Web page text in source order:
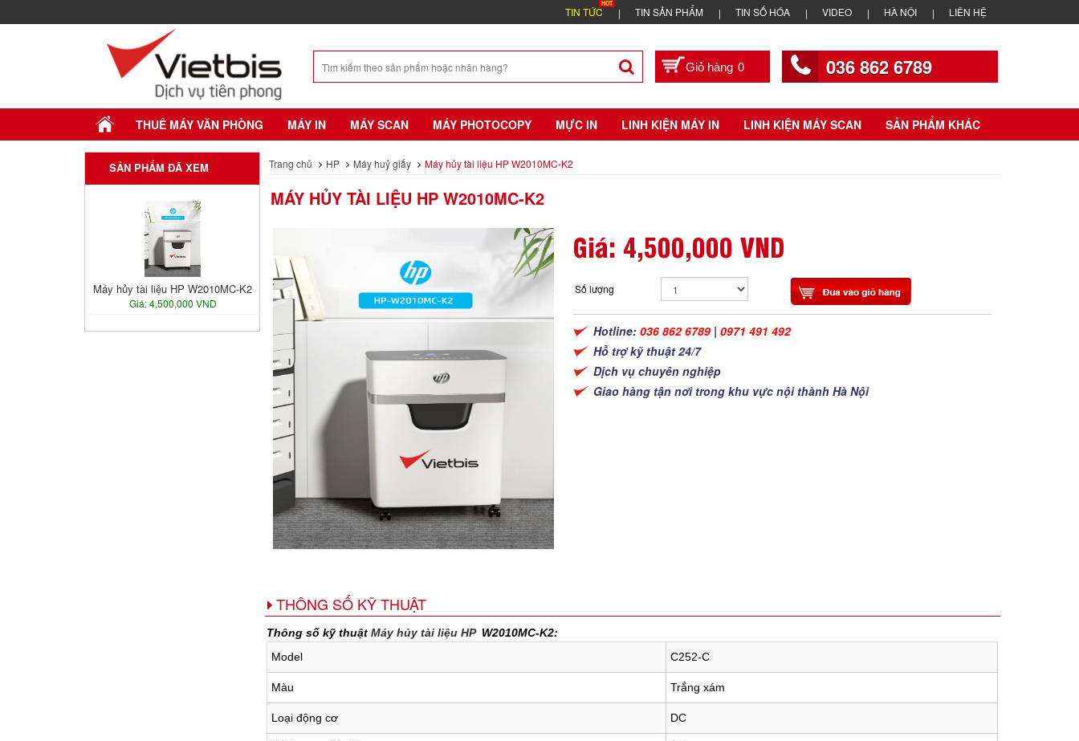
TIN TỨC TIN SẢN PHẨM TIN SỐ HÓA VIDEO HÀ NỘI LIÊN HỆ
0 036 862 6789
THUÊ MÁY VĂN PHÒNG MÁY IN MÁY SCAN MÁY PHOTOCOPY MỰC IN LINH KIỆN MÁY IN LINH KIỆN MÁY SCAN SẢN PHẨM KHÁC
SẢN PHẨM ĐÃ XEM
Máy hủy tài liệu HP W2010MC-K2
Giá: 4,500,000 VND
Trang chủ HP Máy huỷ giấy Máy hủy tài liệu HP W2010MC-K2
MÁY HỦY TÀI LIỆU HP W2010MC-K2
Giá: 4,500,000 VND
Số lượng
Hotline: 036 862 6789 |0971 491 492
Hỗ trợ kỹ thuật 24/7
Dịch vụ chuyên nghiệp
Giao hàng tận nơi trong khu vực nội thành Hà Nội
THÔNG SỐ KỸ THUẬT
Thông số kỹ thuật Máy hủy tài liệu HP W2010MC-K2:
Model
C252-C
Màu Trắng xám
Loại động cơ DC